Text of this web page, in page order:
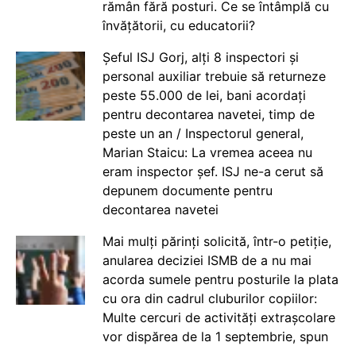
rămân fără posturi. Ce se întâmplă cu
învățătorii, cu educatorii?
Șeful ISJ Gorj, alți 8 inspectori și
personal auxiliar trebuie să returneze
peste 55.000 de lei, bani acordați
pentru decontarea navetei, timp de
peste un an / Inspectorul general,
Marian Staicu: La vremea aceea nu
eram inspector șef. ISJ ne-a cerut să
depunem documente pentru
decontarea navetei
Mai mulți părinți solicită, într-o petiție,
anularea deciziei ISMB de a nu mai
acorda sumele pentru posturile la plata
cu ora din cadrul cluburilor copiilor:
Multe cercuri de activități extrașcolare
vor dispărea de la 1 septembrie, spun